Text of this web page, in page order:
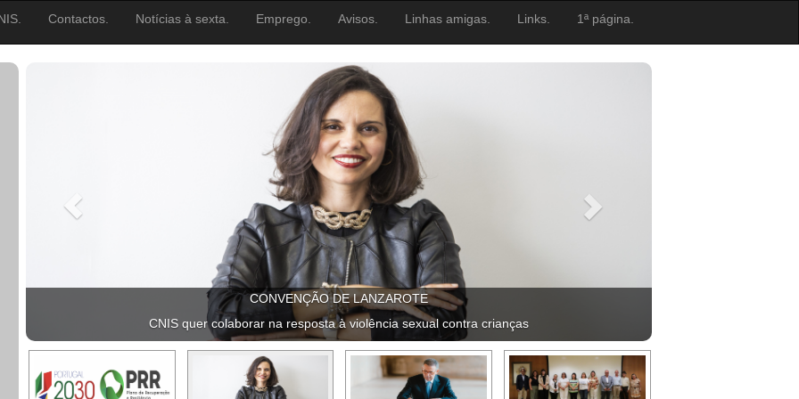
Contactos. Notícias à sexta. Emprego. Avisos. Linhas amigas. Links. 1ª página.
CONVENÇÃO DE LANZAROTE
CNIS quer colaborar na resposta à violência sexual contra crianças